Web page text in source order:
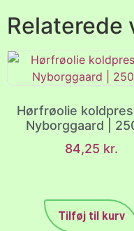
Relaterede
Hørfrøolie
Nyborggaard |
84,25 kr.
Tilføj til kurv